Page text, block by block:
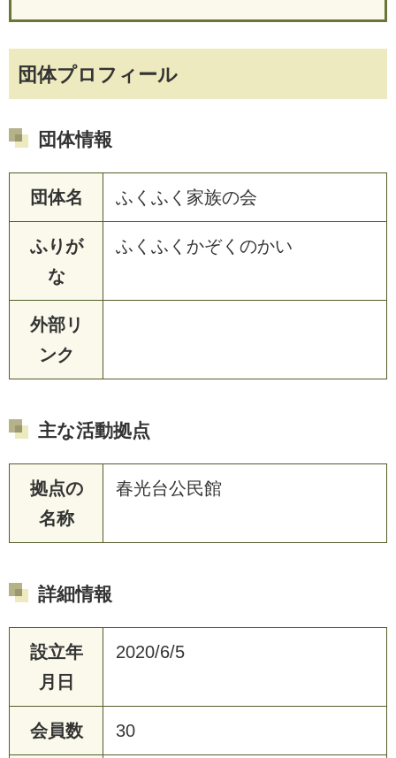
団体プロフィール
団体情報
団体名 ふくふく家族の会
ふりが
な
ふくふくかぞくのかい
外部リ
ンク
主な活動拠点
拠点の
名称
春光台公民館
詳細情報
設立年
月日
2020/6/5
会員数 30